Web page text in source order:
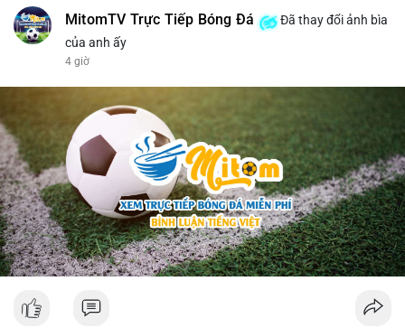
MitomTV Trực Tiếp Bóng Đá
Đã thay đổi ảnh bìa
của anh ấy
4 giờ